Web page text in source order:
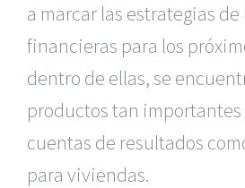
a marcar las estrategias
financieras para los
dentro de ellas, se
productos tan importantes
cuentas de resultados
para viviendas.